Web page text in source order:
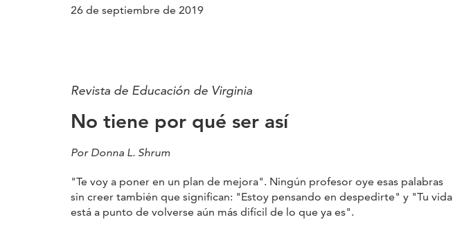
26 de septiembre de 2019
Revista de Educación de Virginia
No tiene por qué ser así
Por Donna L. Shrum
"Te voy a poner en un plan de mejora". Ningún profesor oye esas palabras
sin creer también que significan: "Estoy pensando en despedirte" y "Tu vida
está a punto de volverse aún más difícil de lo que ya es".